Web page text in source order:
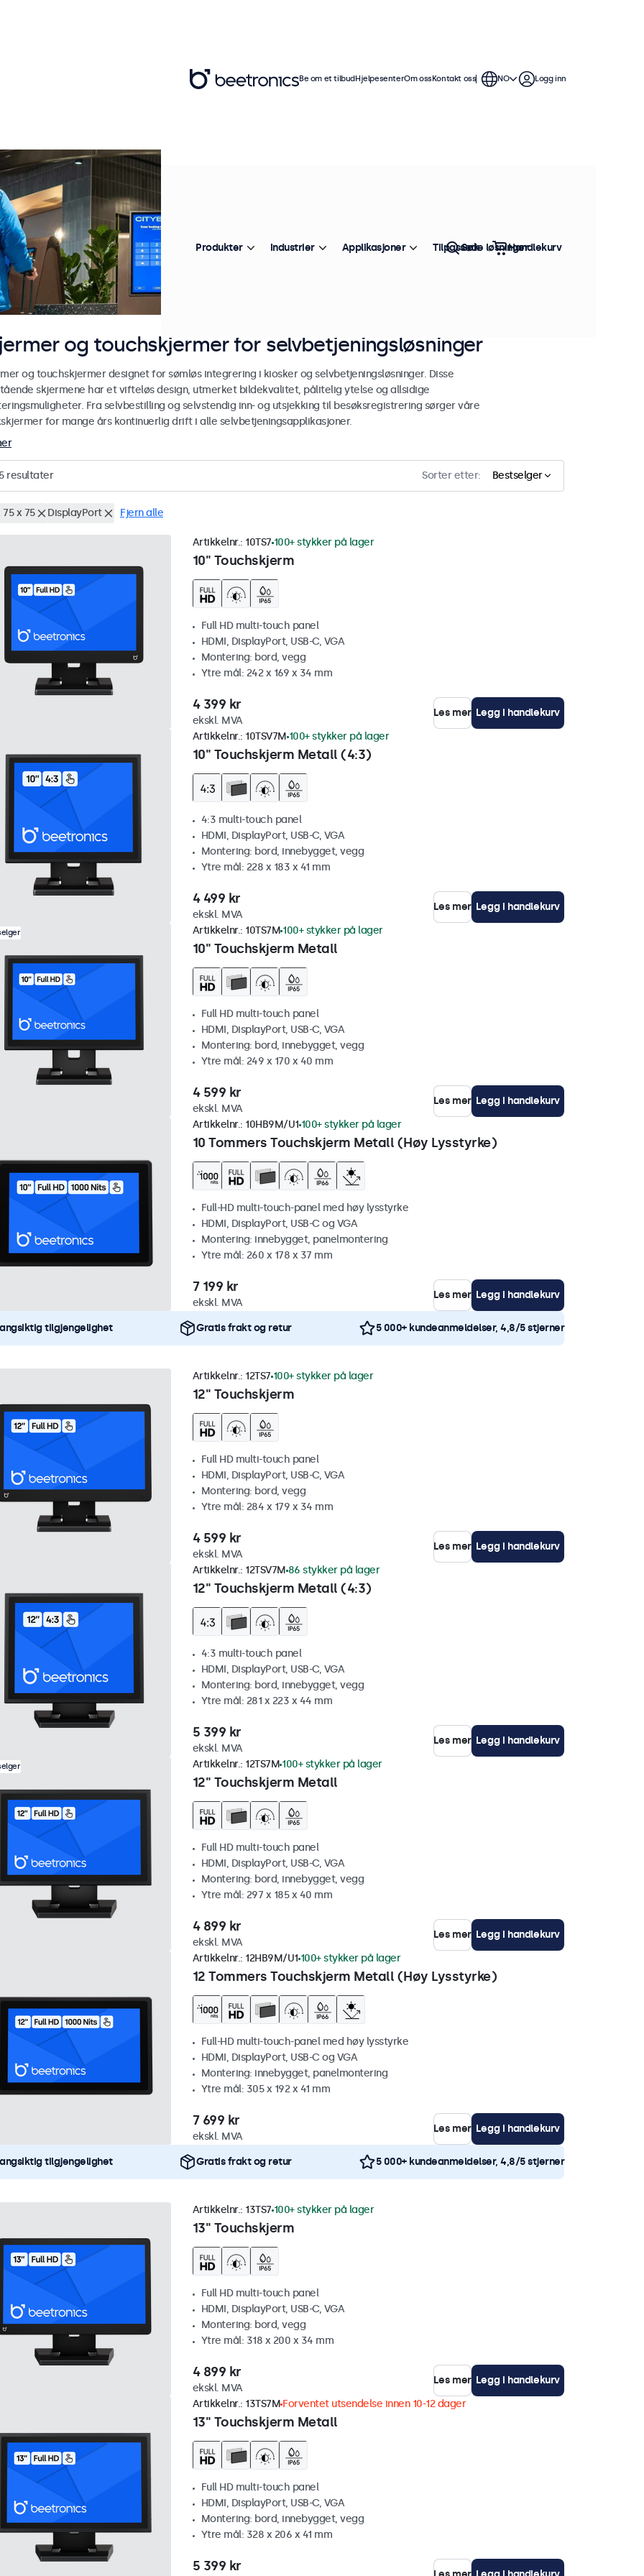
og touchskjermer for selvbetjeningsløsninger
og touchskjermer designet for sømløs integrering i kiosker og selvbetjeningsløsninger. Disse
skjermene har et vifteløs design, utmerket bildekvalitet, pålitelig ytelse og allsidige
Fra selvbestilling og selvstendig inn- og utsjekking til besøksregistrering sørger våre
for mange års kontinuerlig drift i alle selvbetjeningsapplikasjoner.
resultater Sorter etter: Bestselger
75 x 75 DisplayPort Fjern alle
10" Touchskjerm
Artikkelnr.: 10TS7 100+ stykker på lager
Full HD multi-touch panel
HDMI, DisplayPort, USB-C, VGA
Montering: bord, vegg
Ytre mål: 242 x 169 x 34 mm
4 399 kr
ekskl. MVA
Les mer Legg i handlekurv
10" Touchskjerm Metall (4:3)
Artikkelnr.: 10TSV7M 100+ stykker på lager
4:3 multi-touch panel
HDMI, DisplayPort, USB-C, VGA
Montering: bord, innebygget, vegg
Ytre mål: 228 x 183 x 41 mm
4 499 kr
ekskl. MVA
Les mer Legg i handlekurv
10" Touchskjerm Metall
Artikkelnr.: 10TS7M 100+ stykker på lager
Full HD multi-touch panel
HDMI, DisplayPort, USB-C, VGA
Montering: bord, innebygget, vegg
Ytre mål: 249 x 170 x 40 mm
4 599 kr
ekskl. MVA
Les mer Legg i handlekurv
10 Tommers Touchskjerm Metall (Høy Lysstyrke)
Artikkelnr.: 10HB9M/U1 100+ stykker på lager
Full-HD multi-touch-panel med høy lysstyrke
HDMI, DisplayPort, USB-C og VGA
Montering: innebygget, panelmontering
Ytre mål: 260 x 178 x 37 mm
7 199 kr
ekskl. MVA
Les mer Legg i handlekurv
tilgjengelighet Gratis frakt og retur 5 000+ kundeanmeldelser, 4,8/5 stjerner
12" Touchskjerm
Artikkelnr.: 12TS7 100+ stykker på lager
Full HD multi-touch panel
HDMI, DisplayPort, USB-C, VGA
Montering: bord, vegg
Ytre mål: 284 x 179 x 34 mm
4 599 kr
ekskl. MVA
Les mer Legg i handlekurv
12" Touchskjerm Metall (4:3)
Artikkelnr.: 12TSV7M 86 stykker på lager
4:3 multi-touch panel
HDMI, DisplayPort, USB-C, VGA
Montering: bord, innebygget, vegg
Ytre mål: 281 x 223 x 44 mm
5 399 kr
ekskl. MVA
Les mer Legg i handlekurv
12" Touchskjerm Metall
Artikkelnr.: 12TS7M 100+ stykker på lager
Full HD multi-touch panel
HDMI, DisplayPort, USB-C, VGA
Montering: bord, innebygget, vegg
Ytre mål: 297 x 185 x 40 mm
4 899 kr
ekskl. MVA
Les mer Legg i handlekurv
12 Tommers Touchskjerm Metall (Høy Lysstyrke)
Artikkelnr.: 12HB9M/U1 100+ stykker på lager
Full-HD multi-touch-panel med høy lysstyrke
HDMI, DisplayPort, USB-C og VGA
Montering: innebygget, panelmontering
Ytre mål: 305 x 192 x 41 mm
7 699 kr
ekskl. MVA
Les mer Legg i handlekurv
tilgjengelighet Gratis frakt og retur 5 000+ kundeanmeldelser, 4,8/5 stjerner
13" Touchskjerm
Artikkelnr.: 13TS7 100+ stykker på lager
Full HD multi-touch panel
HDMI, DisplayPort, USB-C, VGA
Montering: bord, vegg
Ytre mål: 318 x 200 x 34 mm
4 899 kr
ekskl. MVA
Les mer Legg i handlekurv
13" Touchskjerm Metall
Artikkelnr.: 13TS7M Forventet utsendelse innen 10-12 dager
Full HD multi-touch panel
HDMI, DisplayPort, USB-C, VGA
Montering: bord, innebygget, vegg
Ytre mål: 328 x 206 x 41 mm
5 399 kr
Be om et tilbudHjelpesenterOm ossKontakt oss NO Logg inn
Produkter Industrier Applikasjoner Tilpassede løsninger
Søk Handlekurv